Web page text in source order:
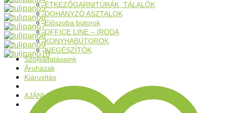
ÉTKEZŐGARNITÚRÁK, TÁLALÓK
DOHÁNYZÓ ASZTALOK
Előszoba bútorok
OFFICE LINE – IRODA
KONYHABÚTOROK
KIEGÉSZÍTŐK
Szolgáltatásaink
Áruházak
Kiárusítás
AJÁNLATKÉRÉS